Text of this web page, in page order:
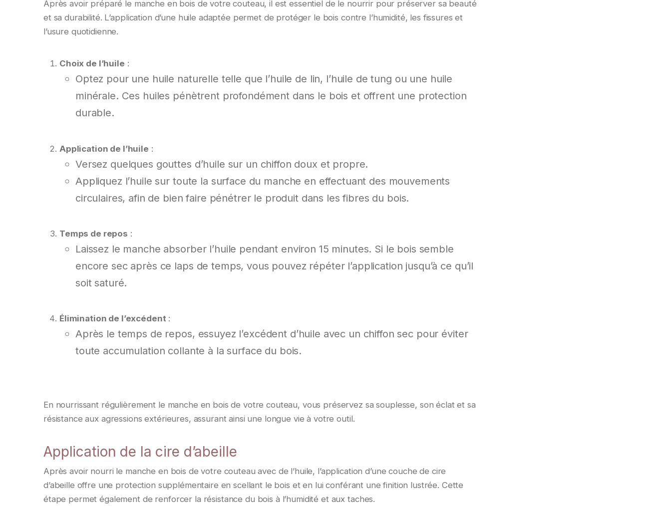
Après avoir préparé le manche en bois de votre couteau, il est essentiel de le nourrir pour préserver sa beauté
et sa durabilité. L’application d’une huile adaptée permet de protéger le bois contre l’humidité, les fissures et
l’usure quotidienne.
Choix de l’huile :
Optez pour une huile naturelle telle que l’huile de lin, l’huile de tung ou une huile
minérale. Ces huiles pénètrent profondément dans le bois et offrent une protection
durable.
Application de l’huile :
Versez quelques gouttes d’huile sur un chiffon doux et propre.
Appliquez l’huile sur toute la surface du manche en effectuant des mouvements
circulaires, afin de bien faire pénétrer le produit dans les fibres du bois.
Temps de repos :
Laissez le manche absorber l’huile pendant environ 15 minutes. Si le bois semble
encore sec après ce laps de temps, vous pouvez répéter l’application jusqu’à ce qu’il
soit saturé.
Élimination de l’excédent :
Après le temps de repos, essuyez l’excédent d’huile avec un chiffon sec pour éviter
toute accumulation collante à la surface du bois.
En nourrissant régulièrement le manche en bois de votre couteau, vous préservez sa souplesse, son éclat et sa
résistance aux agressions extérieures, assurant ainsi une longue vie à votre outil.
Application de la cire d’abeille
Après avoir nourri le manche en bois de votre couteau avec de l’huile, l’application d’une couche de cire
d’abeille offre une protection supplémentaire en scellant le bois et en lui conférant une finition lustrée. Cette
étape permet également de renforcer la résistance du bois à l’humidité et aux taches.